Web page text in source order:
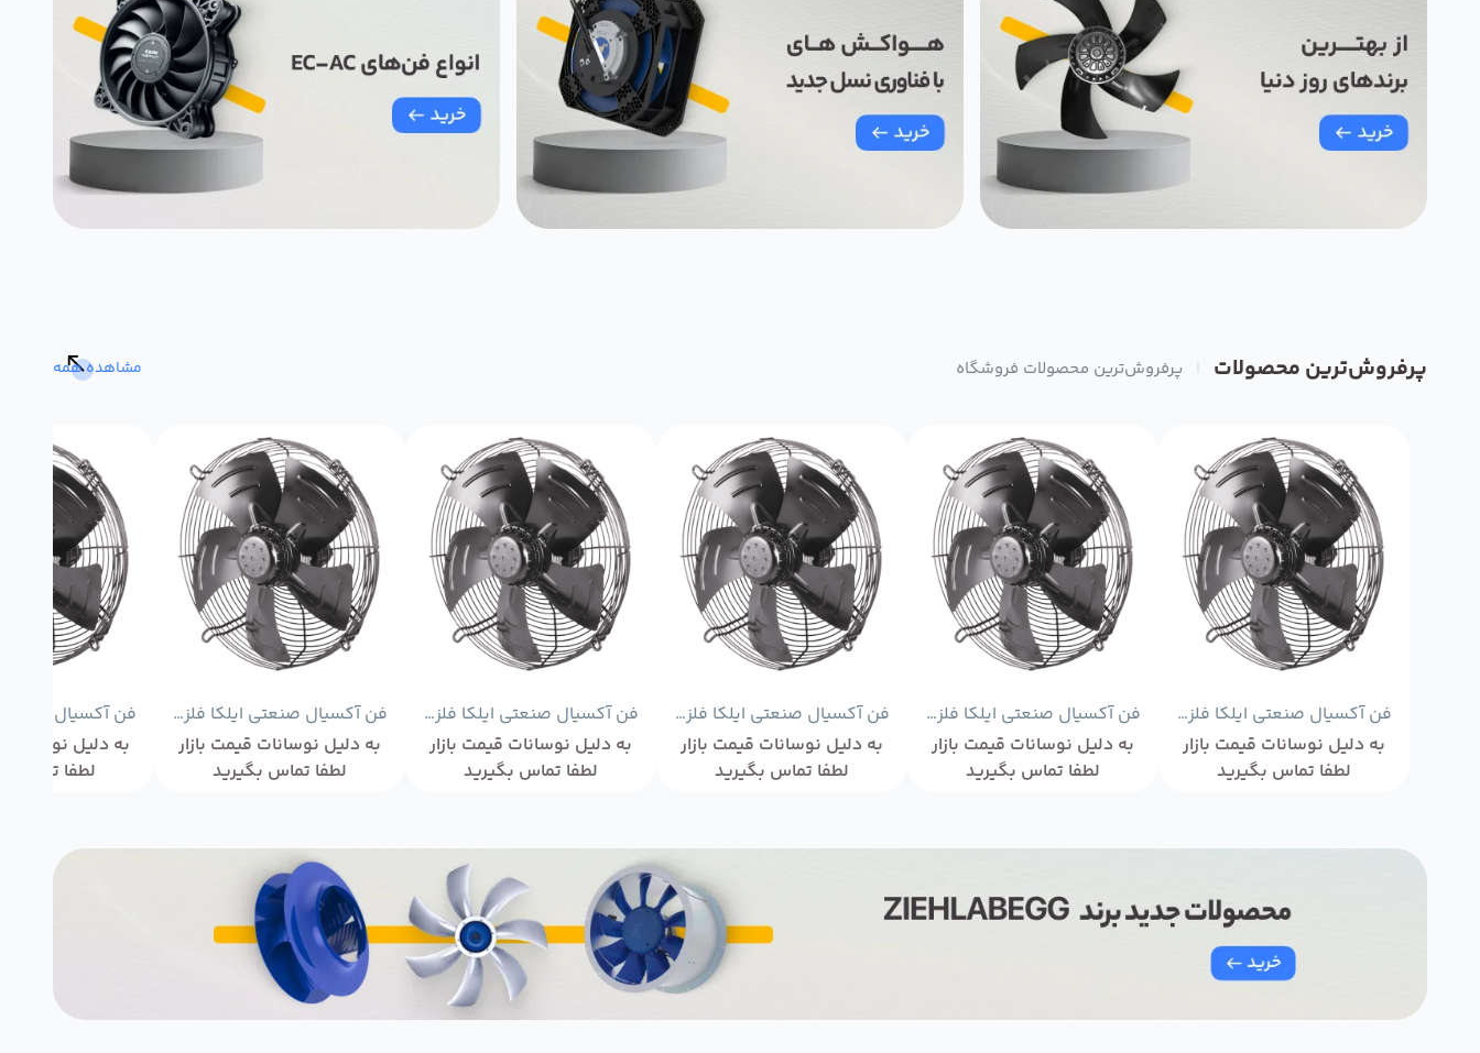
پرفروش‌ترین محصولات پرفروش‌ترین محصولات فروشگاه مشاهده همه
فن آکسیال صنعتی ایلکا فلزی معکوس دمنده مدل VIK-50G4T2-H
به دلیل نوسانات قیمت بازار
لطفا تماس بگیرید
فن آکسیال صنعتی ایلکا فلزی معکوس دمنده مدل VIK-63G4T2-L
به دلیل نوسانات قیمت بازار
لطفا تماس بگیرید
فن آکسیال صنعتی ایلکا فلزی معکوس دمنده مدل VIK-63G6S2-L
به دلیل نوسانات قیمت بازار
لطفا تماس بگیرید
فن آکسیال صنعتی ایلکا فلزی معکوس دمنده مدل VIK-63G4S2-L
به دلیل نوسانات قیمت بازار
لطفا تماس بگیرید
فن آکسیال صنعتی ایلکا فلزی معکوس دمنده مدلVIK-56G4T2
به دلیل نوسانات قیمت بازار
لطفا تماس بگیرید
به دلیل نوسانات
لطفا تماس